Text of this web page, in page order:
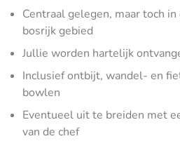
Centraal gelegen, maar toch
bosrijk gebied
Jullie worden hartelijk
Inclusief ontbijt, wandel- en
bowlen
Eventueel uit te breiden met
van de chef